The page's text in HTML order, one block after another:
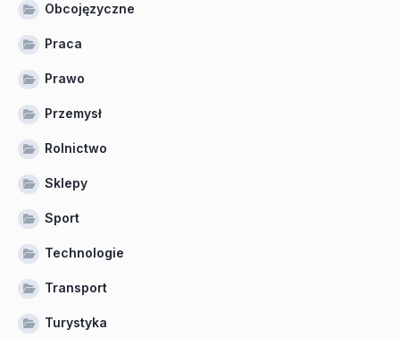
Obcojęzyczne
Praca
Prawo
Przemysł
Rolnictwo
Sklepy
Sport
Technologie
Transport
Turystyka